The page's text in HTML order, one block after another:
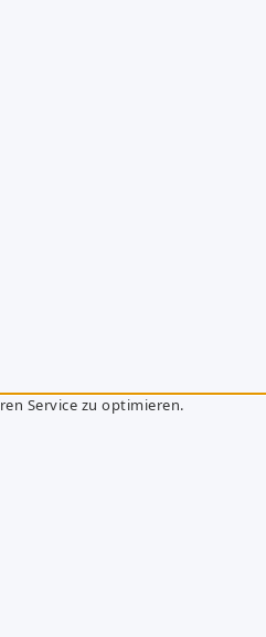
Service zu optimieren.